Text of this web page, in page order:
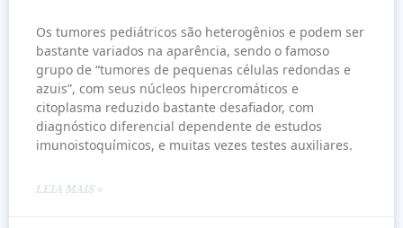
Os tumores pediátricos são heterogênios e podem ser
bastante variados na aparência, sendo o famoso
grupo de “tumores de pequenas células redondas e
azuis”, com seus núcleos hipercromáticos e
citoplasma reduzido bastante desafiador, com
diagnóstico diferencial dependente de estudos
imunoistoquímicos, e muitas vezes testes auxiliares.
LEIA MAIS »